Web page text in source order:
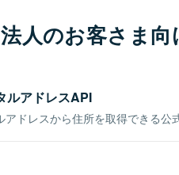
人のお客さま向
ルアドレスAPI
ドレスから住所を取得できる公